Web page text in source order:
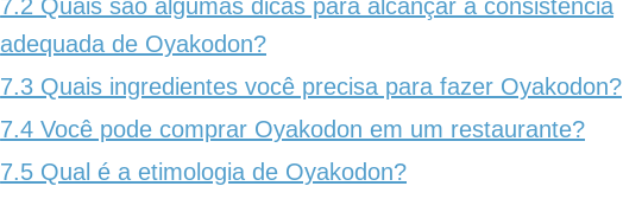
7.2 Quais são algumas dicas para alcançar a consistência
adequada de Oyakodon?
7.3 Quais ingredientes você precisa para fazer Oyakodon?
7.4 Você pode comprar Oyakodon em um restaurante?
7.5 Qual é a etimologia de Oyakodon?